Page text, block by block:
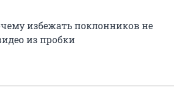
избежать поклонников не
из пробки